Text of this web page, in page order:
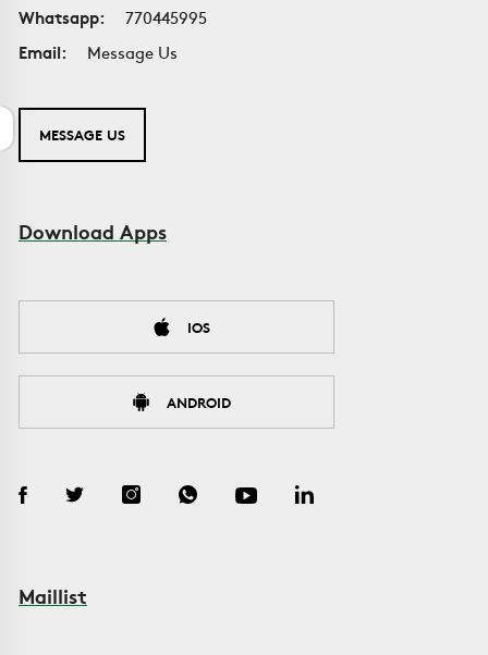
Whatsapp:
770445995
Email:
Message Us
MESSAGE US
Download Apps
IOS
ANDROID
Maillist